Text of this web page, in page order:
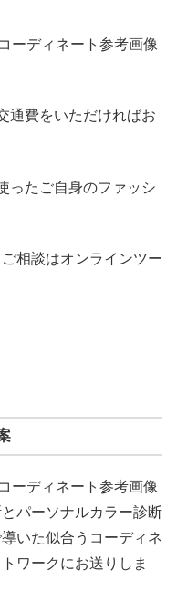
ーディネート参考画像
通費をいただければお
ったご自身のファッシ
相談はオンラインツー
ーディネート参考画像
パーソナルカラー診断
いた似合うコーディネ
ワークにお送りしま